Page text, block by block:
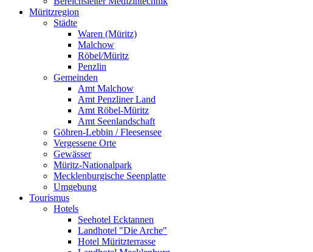
Müritzregion
Städte
Waren (Müritz)
Malchow
Röbel/Müritz
Penzlin
Gemeinden
Amt Malchow
Amt Penzliner Land
Amt Röbel-Müritz
Amt Seenlandschaft
Göhren-Lebbin / Fleesensee
Vergessene Orte
Gewässer
Müritz-Nationalpark
Mecklenburgische Seenplatte
Umgebung
Tourismus
Hotels
Seehotel Ecktannen
Landhotel "Die Arche"
Hotel Müritzterrasse